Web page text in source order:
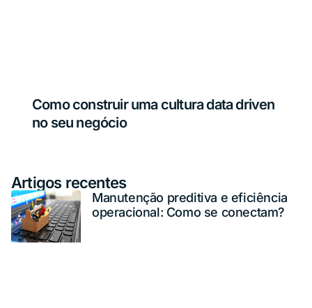
Como construir uma cultura data driven
no seu negócio
Artigos recentes
Manutenção preditiva e eficiência
operacional: Como se conectam?